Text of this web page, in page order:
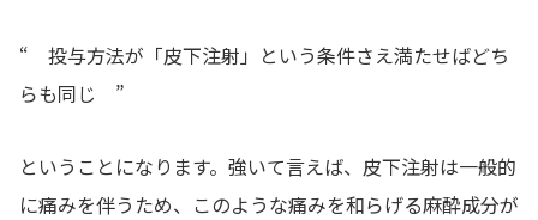
“ 投与方法が「皮下注射」という条件さえ満たせばどち
らも同じ ”
ということになります。強いて言えば、皮下注射は一般的
に痛みを伴うため、このような痛みを和らげる麻酔成分が